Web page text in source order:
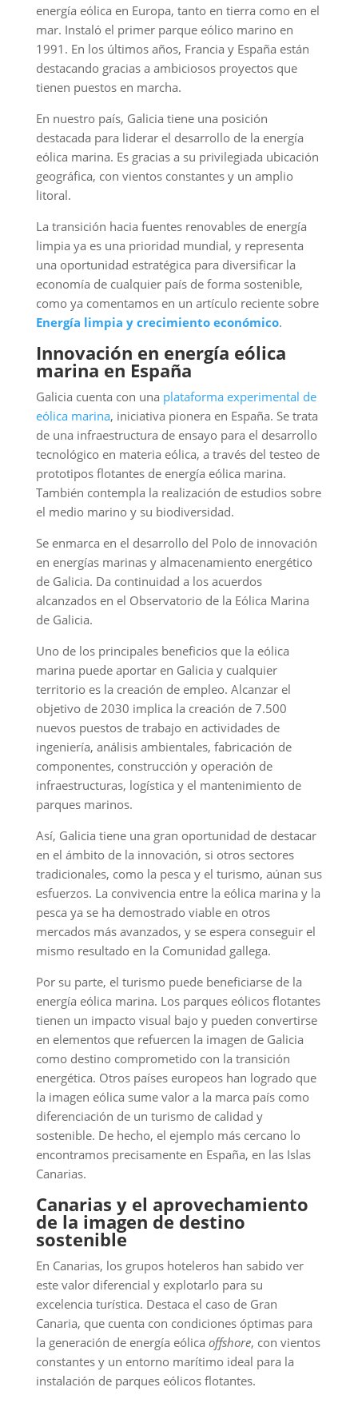
energía eólica en Europa, tanto en tierra como en el
mar. Instaló el primer parque eólico marino en
1991. En los últimos años, Francia y España están
destacando gracias a ambiciosos proyectos que
tienen puestos en marcha.
En nuestro país, Galicia tiene una posición
destacada para liderar el desarrollo de la energía
eólica marina. Es gracias a su privilegiada ubicación
geográfica, con vientos constantes y un amplio
litoral.
La transición hacia fuentes renovables de energía
limpia ya es una prioridad mundial, y representa
una oportunidad estratégica para diversificar la
economía de cualquier país de forma sostenible,
como ya comentamos en un artículo reciente sobre
Energía limpia y crecimiento económico.
Innovación en energía eólica
marina en España
Galicia cuenta con una plataforma experimental de
eólica marina, iniciativa pionera en España. Se trata
de una infraestructura de ensayo para el desarrollo
tecnológico en materia eólica, a través del testeo de
prototipos flotantes de energía eólica marina.
También contempla la realización de estudios sobre
el medio marino y su biodiversidad.
Se enmarca en el desarrollo del Polo de innovación
en energías marinas y almacenamiento energético
de Galicia. Da continuidad a los acuerdos
alcanzados en el Observatorio de la Eólica Marina
de Galicia.
Uno de los principales beneficios que la eólica
marina puede aportar en Galicia y cualquier
territorio es la creación de empleo. Alcanzar el
objetivo de 2030 implica la creación de 7.500
nuevos puestos de trabajo en actividades de
ingeniería, análisis ambientales, fabricación de
componentes, construcción y operación de
infraestructuras, logística y el mantenimiento de
parques marinos.
Así, Galicia tiene una gran oportunidad de destacar
en el ámbito de la innovación, si otros sectores
tradicionales, como la pesca y el turismo, aúnan sus
esfuerzos. La convivencia entre la eólica marina y la
pesca ya se ha demostrado viable en otros
mercados más avanzados, y se espera conseguir el
mismo resultado en la Comunidad gallega.
Por su parte, el turismo puede beneficiarse de la
energía eólica marina. Los parques eólicos flotantes
tienen un impacto visual bajo y pueden convertirse
en elementos que refuercen la imagen de Galicia
como destino comprometido con la transición
energética. Otros países europeos han logrado que
la imagen eólica sume valor a la marca país como
diferenciación de un turismo de calidad y
sostenible. De hecho, el ejemplo más cercano lo
encontramos precisamente en España, en las Islas
Canarias.
Canarias y el aprovechamiento
de la imagen de destino
sostenible
En Canarias, los grupos hoteleros han sabido ver
este valor diferencial y explotarlo para su
excelencia turística. Destaca el caso de Gran
Canaria, que cuenta con condiciones óptimas para
la generación de energía eólica offshore, con vientos
constantes y un entorno marítimo ideal para la
instalación de parques eólicos flotantes.